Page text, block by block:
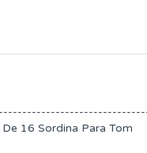
16 Sordina Para Tom